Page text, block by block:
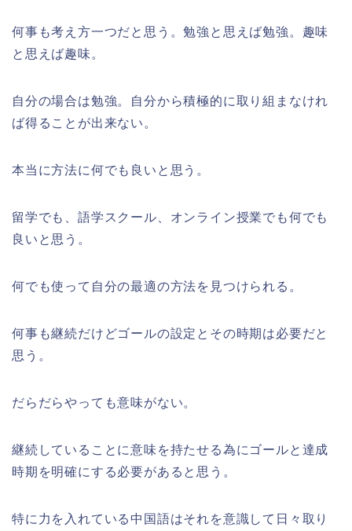
何事も考え方一つだと思う。勉強と思えば勉強。趣味
と思えば趣味。
自分の場合は勉強。自分から積極的に取り組まなけれ
ば得ることが出来ない。
本当に方法に何でも良いと思う。
留学でも、語学スクール、オンライン授業でも何でも
良いと思う。
何でも使って自分の最適の方法を見つけられる。
何事も継続だけどゴールの設定とその時期は必要だと
思う。
だらだらやっても意味がない。
継続していることに意味を持たせる為にゴールと達成
時期を明確にする必要があると思う。
特に力を入れている中国語はそれを意識して日々取り